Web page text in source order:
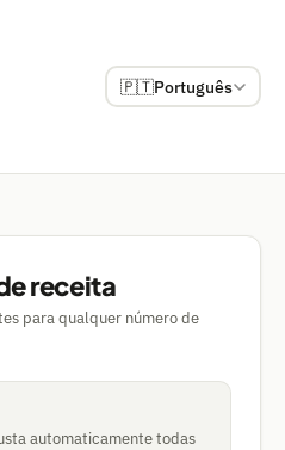
🇵🇹Português
receita
para qualquer número de
automaticamente todas